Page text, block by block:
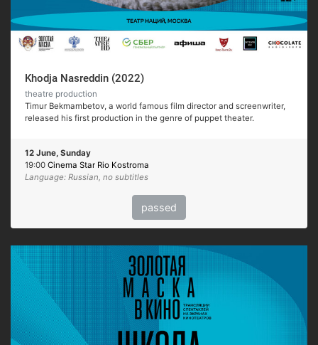
Khodja Nasreddin (2022)
theatre production
Timur Bekmambetov, a world famous film director and screenwriter,
released his first production in the genre of puppet theater.
12 June, Sunday
19:00 Cinema Star Rio Kostroma
Language: Russian, no subtitles
passed